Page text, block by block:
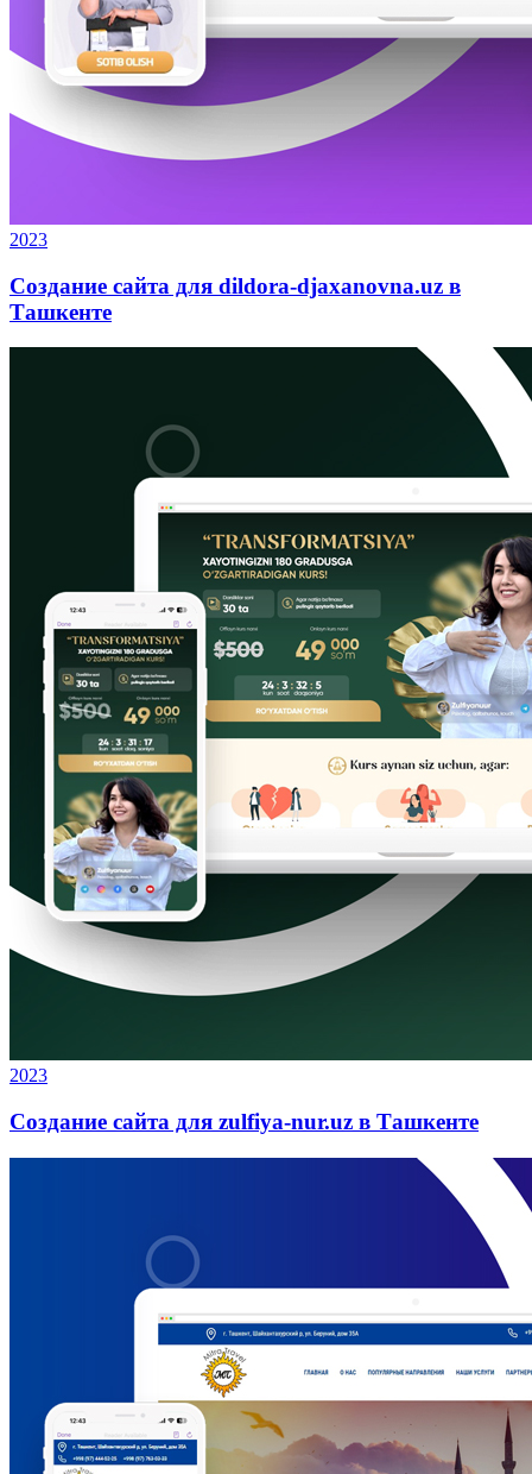
2023
Создание сайта для dildora-djaxanovna.uz в
Ташкенте
2023
Создание сайта для zulfiya-nur.uz в Ташкенте